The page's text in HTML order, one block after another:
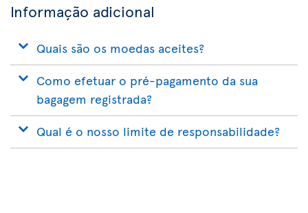
Informação adicional
Quais são os moedas aceites?
Como efetuar o pré-pagamento da sua
bagagem registrada?
Qual é o nosso limite de responsabilidade?